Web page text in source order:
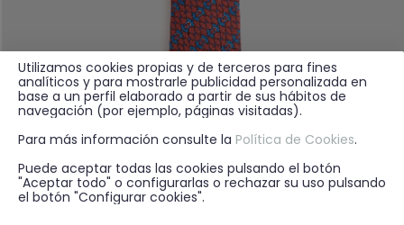
Utilizamos cookies propias y de terceros para fines
analíticos y para mostrarle publicidad personalizada en
base a un perfil elaborado a partir de sus hábitos de
navegación (por ejemplo, páginas visitadas).
Para más información consulte la Política de Cookies.
Puede aceptar todas las cookies pulsando el botón
"Aceptar todo" o configurarlas o rechazar su uso pulsando
el botón "Configurar cookies".